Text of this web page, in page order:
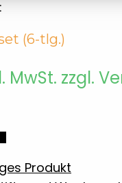
(6-tlg.)
MwSt. zzgl.
Produkt